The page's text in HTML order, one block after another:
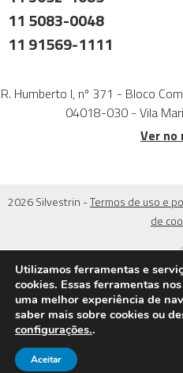
11 5083-0048
11 91569-1111
R. Humberto I, nº 371 - Bloco
04018-030 - Vila
Ver no
2026 Silvestrin -Termos de uso e
de
Utilizamos ferramentas e
cookies. Essas ferramentas
uma melhor experiência de
saber mais sobre cookies ou
configurações..
Aceitar